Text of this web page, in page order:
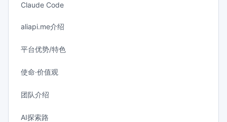
Claude Code
aliapi.me介绍
平台优势/特色
使命·价值观
团队介绍
AI探索路